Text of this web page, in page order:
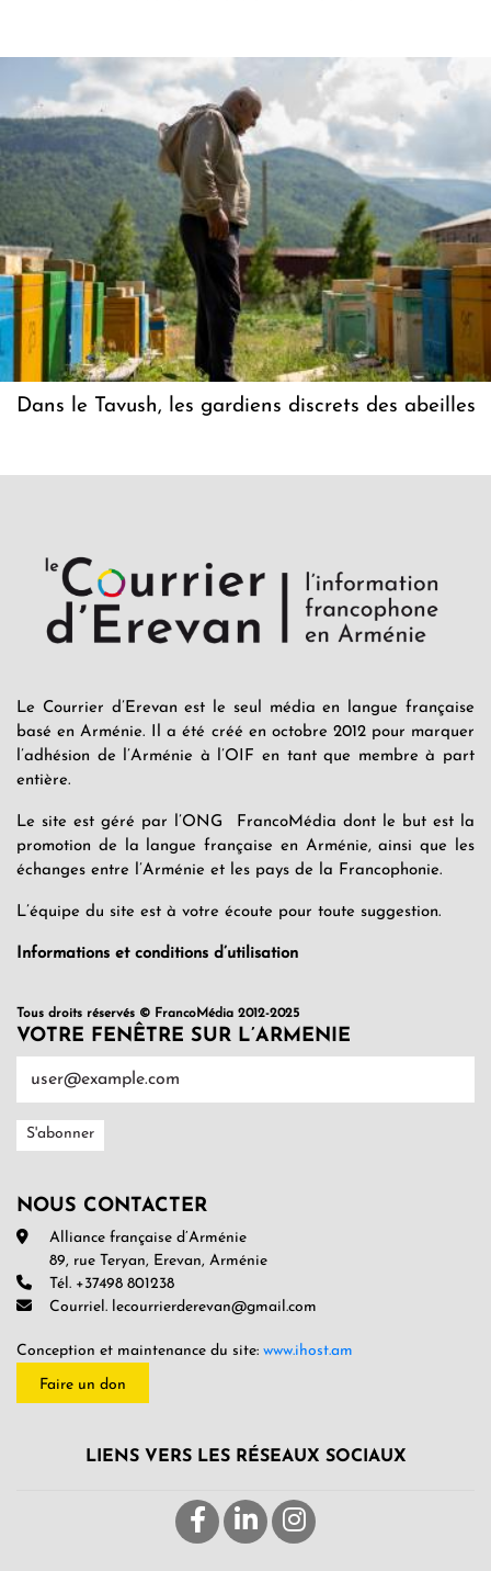
Dans le Tavush, les gardiens discrets des abeilles
Le Courrier d’Erevan est le seul média en langue française
basé en Arménie. Il a été créé en octobre 2012 pour marquer
l’adhésion de l’Arménie à l’OIF en tant que membre à part
entière.
Le site est géré par l’ONG FrancoMédia dont le but est la
promotion de la langue française en Arménie, ainsi que les
échanges entre l’Arménie et les pays de la Francophonie.
L’équipe du site est à votre écoute pour toute suggestion.
Informations et conditions d’utilisation
Tous droits réservés © FrancoMédia 2012-2025
VOTRE FENÊTRE SUR L’ARMENIE
NOUS CONTACTER
Alliance française d’Arménie
89, rue Teryan, Erevan, Arménie
Tél. +37498 801238
Courriel. lecourrierderevan@gmail.com
Conception et maintenance du site: www.ihost.am
Faire un don
LIENS VERS LES RÉSEAUX SOCIAUX